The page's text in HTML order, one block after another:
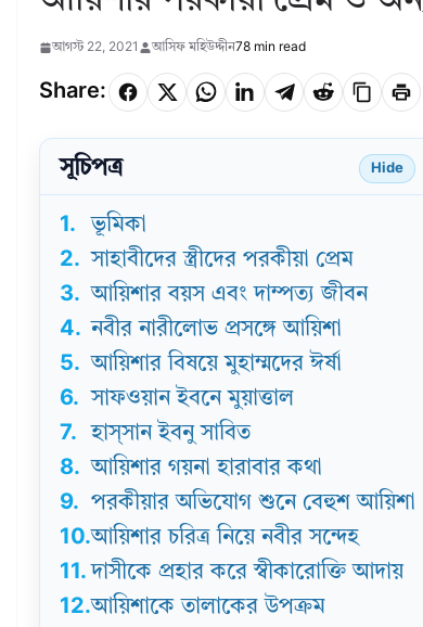
আগস্ট 22, 2021 আসিফ মহিউদ্দীন78 min read
Share:
সূচিপত্র Hide
1.
ভূমিকা
2. সাহাবীদের স্ত্রীদের পরকীয়া প্রেম
3. আয়িশার বয়স এবং দাম্পত্য জীবন
4. নবীর নারীলোভ প্রসঙ্গে আয়িশা
5. আয়িশার বিষয়ে মুহাম্মদের ঈর্ষা
6. সাফওয়ান ইবনে মুয়াত্তাল
7.
হাস্‌সান ইবনু সাবিত
8. আয়িশার গয়না হারাবার কথা
9. পরকীয়ার অভিযোগ শুনে বেহুশ আয়িশা
10.আয়িশার চরিত্র নিয়ে নবীর সন্দেহ
11. দাসীকে প্রহার করে স্বীকারোক্তি আদায়
12.আয়িশাকে তালাকের উপক্রম